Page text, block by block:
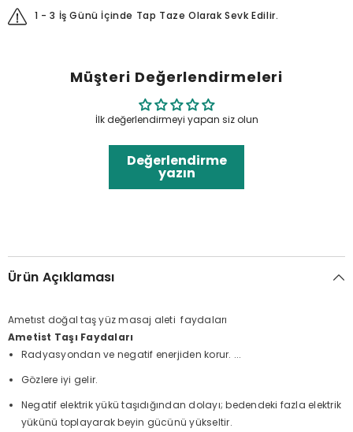
1 - 3 İş Günü İçinde Tap Taze Olarak Sevk Edilir.
Müşteri Değerlendirmeleri
İlk değerlendirmeyi yapan siz olun
Değerlendirme
yazın
Ürün Açıklaması
Ametıst doğal taş yüz masaj aleti faydaları
Ametist Taşı Faydaları
Radyasyondan ve negatif enerjiden korur. ...
Gözlere iyi gelir.
Negatif elektrik yükü taşıdığından dolayı; bedendeki fazla elektrik
yükünü toplayarak beyin gücünü yükseltir.